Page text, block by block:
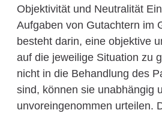
Objektivität und Neutralität
Aufgaben von Gutachtern im
besteht darin, eine objektive
auf die jeweilige Situation zu
nicht in die Behandlung des
sind, können sie unabhängig
unvoreingenommen urteilen.